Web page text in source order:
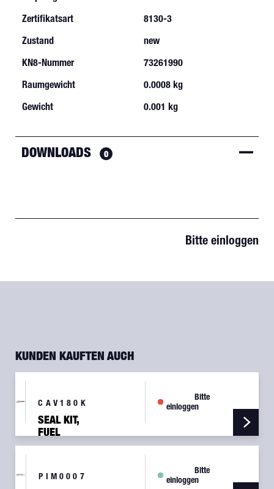
Zertifikatsart
8130-3
Zustand
new
KN8-Nummer
73261990
Raumgewicht
0.0008 kg
Gewicht
0.001 kg
DOWNLOADS 0
Bitte einloggen
KUNDEN KAUFTEN AUCH
CAV180K
SEAL KIT,
FUEL
DRAIN
Bitte
einloggen
PIM0007
Bitte
einloggen